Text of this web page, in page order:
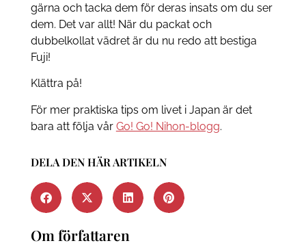
gärna och tacka dem för deras insats om du ser
dem. Det var allt! När du packat och
dubbelkollat vädret är du nu redo att bestiga
Fuji!
Klättra på!
För mer praktiska tips om livet i Japan är det
bara att följa vår Go! Go! Nihon-blogg.
DELA DEN HÄR ARTIKELN
Om författaren